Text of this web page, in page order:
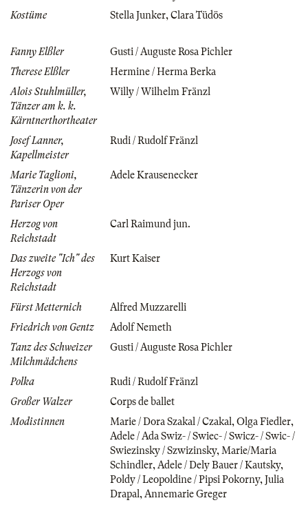
Kostüme
Stella Junker, Clara Tüdös
Fanny Elßler
Gusti / Auguste Rosa Pichler
Therese Elßler
Hermine / Herma Berka
Alois Stuhlmüller,
Tänzer am k. k.
Kärntnerthortheater
Willy / Wilhelm Fränzl
Josef Lanner,
Kapellmeister
Rudi / Rudolf Fränzl
Marie Taglioni,
Tänzerin von der
Pariser Oper
Adele Krausenecker
Herzog von
Reichstadt
Carl Raimund jun.
Das zweite "Ich" des
Herzogs von
Reichstadt
Kurt Kaiser
Fürst Metternich
Alfred Muzzarelli
Friedrich von Gentz
Adolf Nemeth
Tanz des Schweizer
Milchmädchens
Gusti / Auguste Rosa Pichler
Polka
Rudi / Rudolf Fränzl
Großer Walzer
Corps de ballet
Modistinnen
Marie / Dora Szakal / Czakal , Olga Fiedler,
Adele / Ada Swiz- / Swiec- / Swicz- / Swic- /
Swiezinsky / Szwizinsky, Marie/Maria
Schindler, Adele / Dely Bauer / Kautsky,
Poldy / Leopoldine / Pipsi Pokorny, Julia
Drapal , Annemarie Greger